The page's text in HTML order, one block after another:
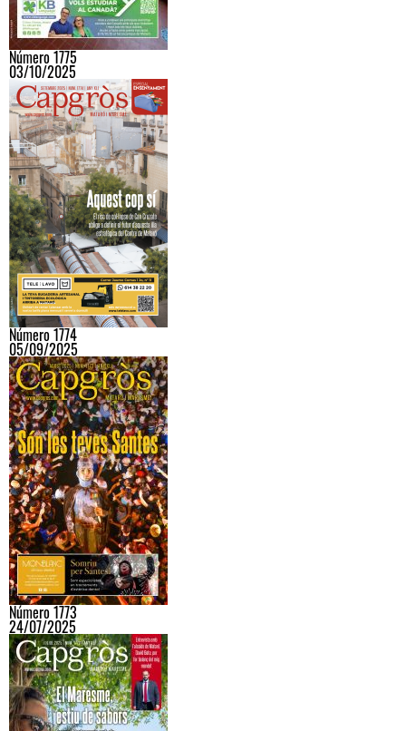
Número 1775
03/10/2025
Número 1774
05/09/2025
Número 1773
24/07/2025